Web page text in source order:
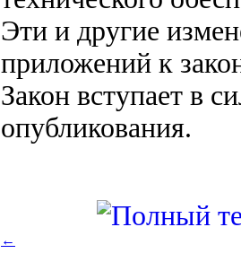
Эти и другие
приложений к
Закон вступает в
опубликования.
←